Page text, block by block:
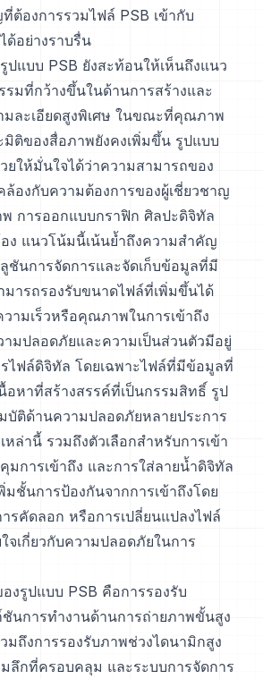
ต้องการรวมไฟล์ PSB เข้ากับ
ด้อย่างราบรื่น
ปแบบ PSB ยังสะท้อนให้เห็นถึงแนว
มที่กว้างขึ้นในด้านการสร้างและ
มละเอียดสูงพิเศษ ในขณะที่คุณภาพ
มิติของสื่อภาพยังคงเพิ่มขึ้น รูปแบบ
ยให้มั่นใจได้ว่าความสามารถของ
องกับความต้องการของผู้เชี่ยวชาญ
การออกแบบกราฟิก ศิลปะดิจิทัล
ง แนวโน้มนี้เน้นย้ำถึงความสำคัญ
ชันการจัดการและจัดเก็บข้อมูลที่มี
ารถรองรับขนาดไฟล์ที่เพิ่มขึ้นได้
ามเร็วหรือคุณภาพในการเข้าถึง
มปลอดภัยและความเป็นส่วนตัวมีอยู่
ไฟล์ดิจิทัล โดยเฉพาะไฟล์ที่มีข้อมูลที่
อหาที่สร้างสรรค์ที่เป็นกรรมสิทธิ์ รูป
ติด้านความปลอดภัยหลายประการ
หล่านี้ รวมถึงตัวเลือกสำหรับการเข้า
มการเข้าถึง และการใส่ลายน้ำดิจิทัล
มชั้นการป้องกันจากการเข้าถึงโดย
รคัดลอก หรือการเปลี่ยนแปลงไฟล์
จเกี่ยวกับความปลอดภัยในการ
งรูปแบบ PSB คือการรองรับ
นการทำงานด้านการถ่ายภาพขั้นสูง
ถึงการรองรับภาพช่วงไดนามิกสูง
ลึกที่ครอบคลุม และระบบการจัดการ